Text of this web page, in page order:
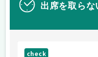
出席を取らな
check